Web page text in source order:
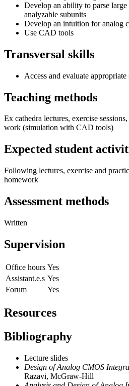
Develop an ability to parse
analyzable subunits
Develop an intuition for analog
Use CAD tools
Transversal skills
Access and evaluate
Teaching methods
Ex cathedra lectures, exercise
work (simulation with CAD tools)
Expected student
Following lectures, exercise and
homework
Assessment methods
Written
Supervision
Office hours Yes
Assistant.e.s Yes
Forum
Yes
Resources
Bibliography
Lecture slides
Design of Analog CMOS
Razavi, McGraw-Hill